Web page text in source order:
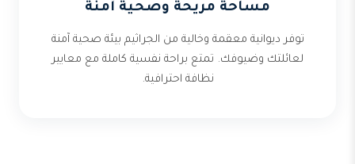
مساحة مريحة وصحية آمنة
توفر ديوانية معقمة وخالية من الجراثيم بيئة صحية آمنة
لعائلتك وضيوفك. تمتع براحة نفسية كاملة مع معايير
نظافة احترافية.